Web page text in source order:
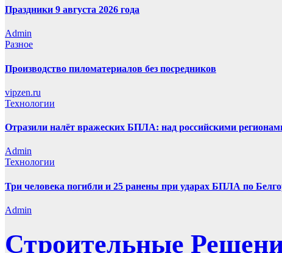
Праздники 9 августа 2026 года
Admin
Разное
Производство пиломатериалов без посредников
vipzen.ru
Технологии
Отразили налёт вражеских БПЛА: над российскими
Admin
Технологии
Три человека погибли и 25 ранены при ударах БПЛА по
Admin
Строительные